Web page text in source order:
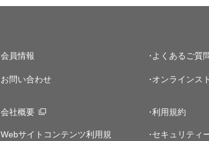
会員情報 よくあるご質
お問い合わせ オンラインス
会社概要 利用規約
Webサイトコンテンツ利用規
セキュリティ